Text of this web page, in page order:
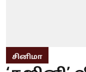
சினிமா